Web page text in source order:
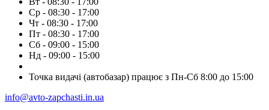
Ср - 08:30 - 17:00
Чт - 08:30 - 17:00
Пт - 08:30 - 17:00
Сб - 09:00 - 15:00
Нд - 09:00 - 15:00
Точка видачі (автобазар) працює з Пн-Сб 8:00 до 15:00
info@avto-zapchasti.in.ua